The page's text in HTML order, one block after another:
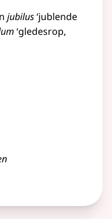
jubilus‘jublende
‘gledesrop,